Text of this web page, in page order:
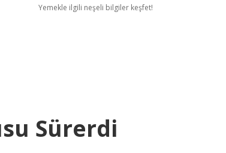
Yemekle ilgili neşeli bilgiler keşfet!
Sürerdi